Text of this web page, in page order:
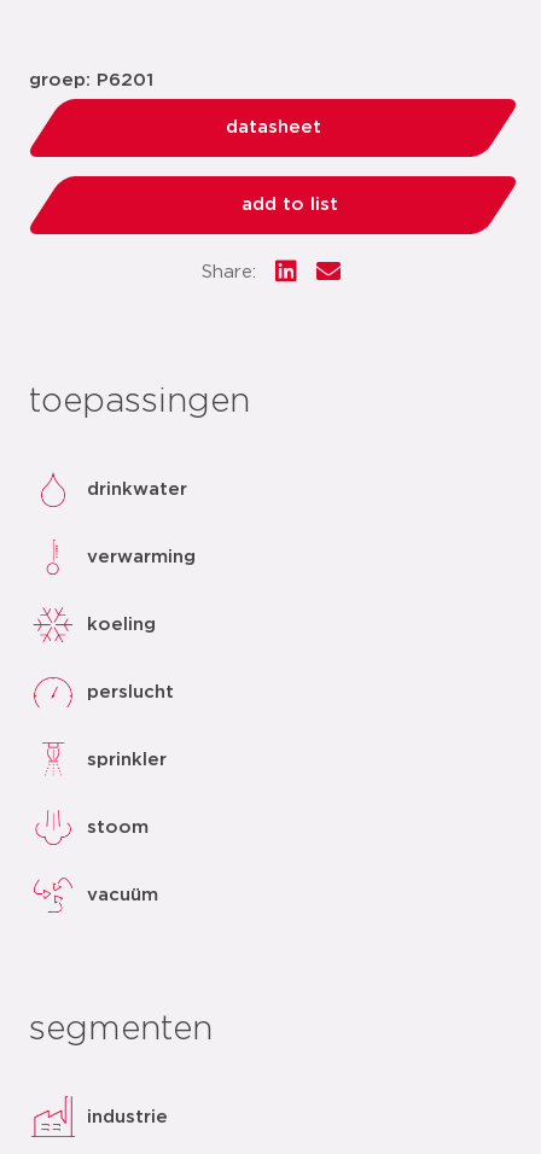
groep: P6201
datasheet
add to list
Share:
toepassingen
drinkwater
verwarming
koeling
perslucht
sprinkler
stoom
vacuüm
segmenten
industrie